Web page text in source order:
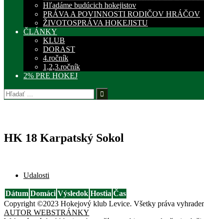
Hľadáme budúcich hokejistov
PRÁVA A POVINNOSTI RODIČOV HRÁČOV
ŽIVOTOSPRÁVA HOKEJISTU
ČLÁNKY
KLUB
DORAST
4.ročník
1,2,3.ročník
2% PRE HOKEJ
Hľadať:
HK 18 Karpatský Sokol
Udalosti
Dátum Domáci Výsledok Hostia Čas
Copyright ©2023 Hokejový klub Levice. Všetky práva
AUTOR WEBSTRÁNKY